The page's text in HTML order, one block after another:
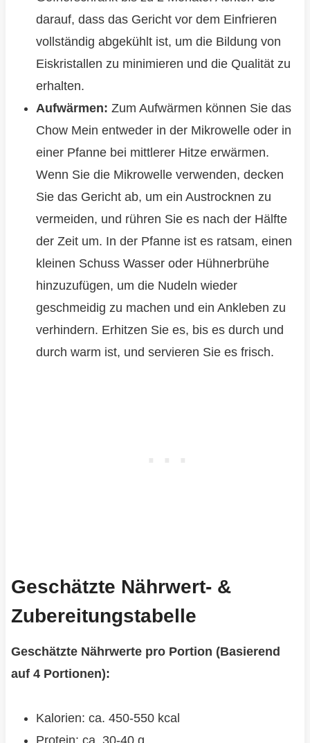
darauf, dass das Gericht vor dem Einfrieren
vollständig abgekühlt ist, um die Bildung von
Eiskristallen zu minimieren und die Qualität zu
erhalten.
Aufwärmen: Zum Aufwärmen können Sie das
Chow Mein entweder in der Mikrowelle oder in
einer Pfanne bei mittlerer Hitze erwärmen.
Wenn Sie die Mikrowelle verwenden, decken
Sie das Gericht ab, um ein Austrocknen zu
vermeiden, und rühren Sie es nach der Hälfte
der Zeit um. In der Pfanne ist es ratsam, einen
kleinen Schuss Wasser oder Hühnerbrühe
hinzuzufügen, um die Nudeln wieder
geschmeidig zu machen und ein Ankleben zu
verhindern. Erhitzen Sie es, bis es durch und
durch warm ist, und servieren Sie es frisch.
Geschätzte Nährwert- &
Zubereitungstabelle
Geschätzte Nährwerte pro Portion (Basierend
auf 4 Portionen):
Kalorien: ca. 450-550 kcal